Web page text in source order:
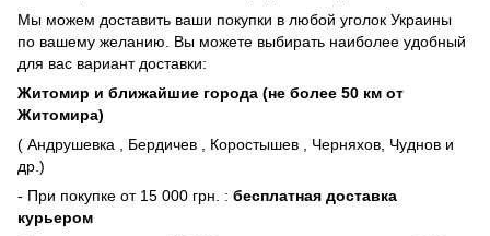
Мы можем доставить ваши покупки в любой уголок Украины
по вашему желанию. Вы можете выбирать наиболее удобный
для вас вариант доставки:
Житомир и ближайшие города (не более 50 км от
Житомира)
( Андрушевка , Бердичев , Коростышев , Черняхов, Чуднов и
др.)
- При покупке от 15 000 грн. : бесплатная доставка
курьером